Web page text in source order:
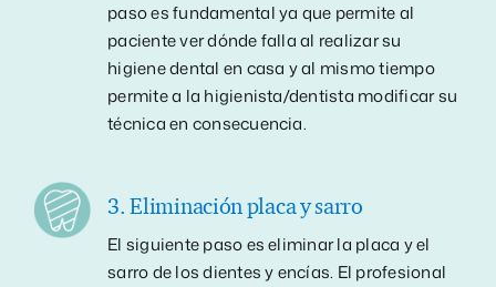
paso es fundamental ya que permite al
paciente ver dónde falla al realizar su
higiene dental en casa y al mismo tiempo
permite a la higienista/dentista modificar su
técnica en consecuencia.
3. Eliminación placa y sarro
El siguiente paso es eliminar la placa y el
sarro de los dientes y encías. El profesional